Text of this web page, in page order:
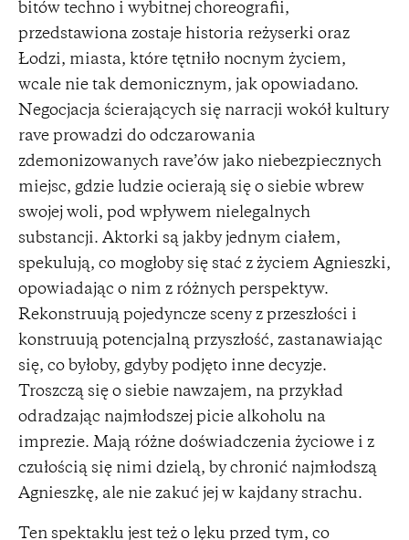
bitów techno i wybitnej choreografii,
przedstawiona zostaje historia reżyserki oraz
Łodzi, miasta, które tętniło nocnym życiem,
wcale nie tak demonicznym, jak opowiadano.
Negocjacja ścierających się narracji wokół kultury
rave prowadzi do odczarowania
zdemonizowanych rave’ów jako niebezpiecznych
miejsc, gdzie ludzie ocierają się o siebie wbrew
swojej woli, pod wpływem nielegalnych
substancji. Aktorki są jakby jednym ciałem,
spekulują, co mogłoby się stać z życiem Agnieszki,
opowiadając o nim z różnych perspektyw.
Rekonstruują pojedyncze sceny z przeszłości i
konstruują potencjalną przyszłość, zastanawiając
się, co byłoby, gdyby podjęto inne decyzje.
Troszczą się o siebie nawzajem, na przykład
odradzając najmłodszej picie alkoholu na
imprezie. Mają różne doświadczenia życiowe i z
czułością się nimi dzielą, by chronić najmłodszą
Agnieszkę, ale nie zakuć jej w kajdany strachu.
Ten spektaklu jest też o lęku przed tym, co